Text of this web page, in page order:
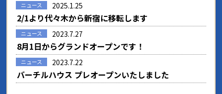
ニュース 2025.1.25
2/1より代々木から新宿に移転します
ニュース 2023.7.27
8月1日からグランドオープンです！
ニュース 2023.7.22
バーチルハウス プレオープンいたしました